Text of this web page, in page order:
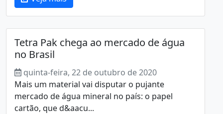
Tetra Pak chega ao mercado de água
no Brasil
quinta-feira, 22 de outubro de 2020
Mais um material vai disputar o pujante
mercado de água mineral no país: o papel
cartão, que d&aacu...